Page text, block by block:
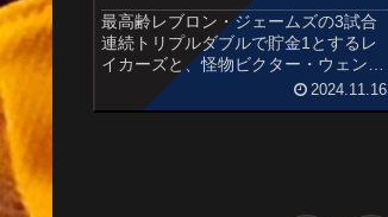
最高齢レブロン・ジェームズの3試合
連続トリプルダブルで貯金1とするレ
イカーズと、怪物ビクター・ウェンバ
ヤマ擁しここまで好調の勝率5割を維
持するスパーズの一戦です。
2024.11.16